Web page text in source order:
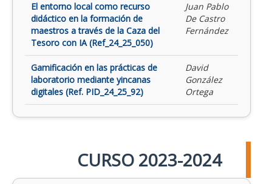
El entorno local como recurso
didáctico en la formación de
maestros a través de la Caza del
Tesoro con IA (Ref_24_25_050)
Juan Pablo
De Castro
Fernández
Gamificación en las prácticas de
laboratorio mediante yincanas
digitales (Ref. PID_24_25_92)
David
González
Ortega
CURSO 2023-2024